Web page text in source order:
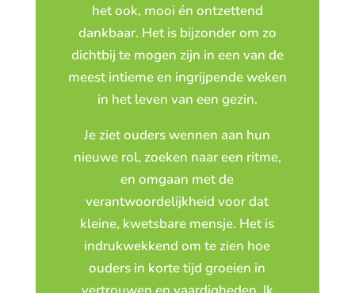
het ook, mooi én ontzettend
dankbaar. Het is bijzonder om zo
dichtbij te mogen zijn in een van de
meest intieme en ingrijpende weken
in het leven van een gezin.
Je ziet ouders wennen aan hun
nieuwe rol, zoeken naar een ritme,
en omgaan met de
verantwoordelijkheid voor dat
kleine, kwetsbare mensje. Het is
indrukwekkend om te zien hoe
ouders in korte tijd groeien in